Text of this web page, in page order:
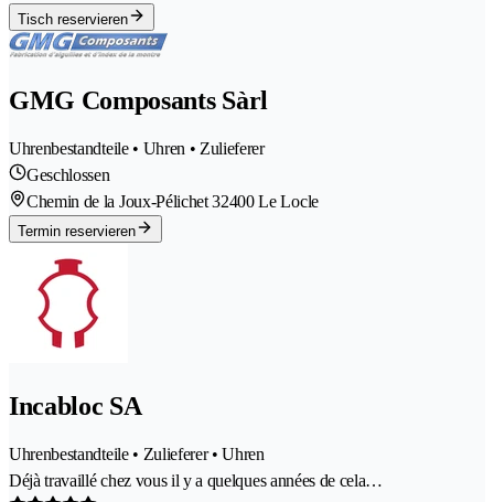
Tisch reservieren
GMG Composants Sàrl
Uhrenbestandteile • Uhren • Zulieferer
Geschlossen
Chemin de la Joux-Pélichet 32400 Le Locle
Termin reservieren
Incabloc SA
Uhrenbestandteile • Zulieferer • Uhren
Déjà travaillé chez vous il y a quelques années de cela…